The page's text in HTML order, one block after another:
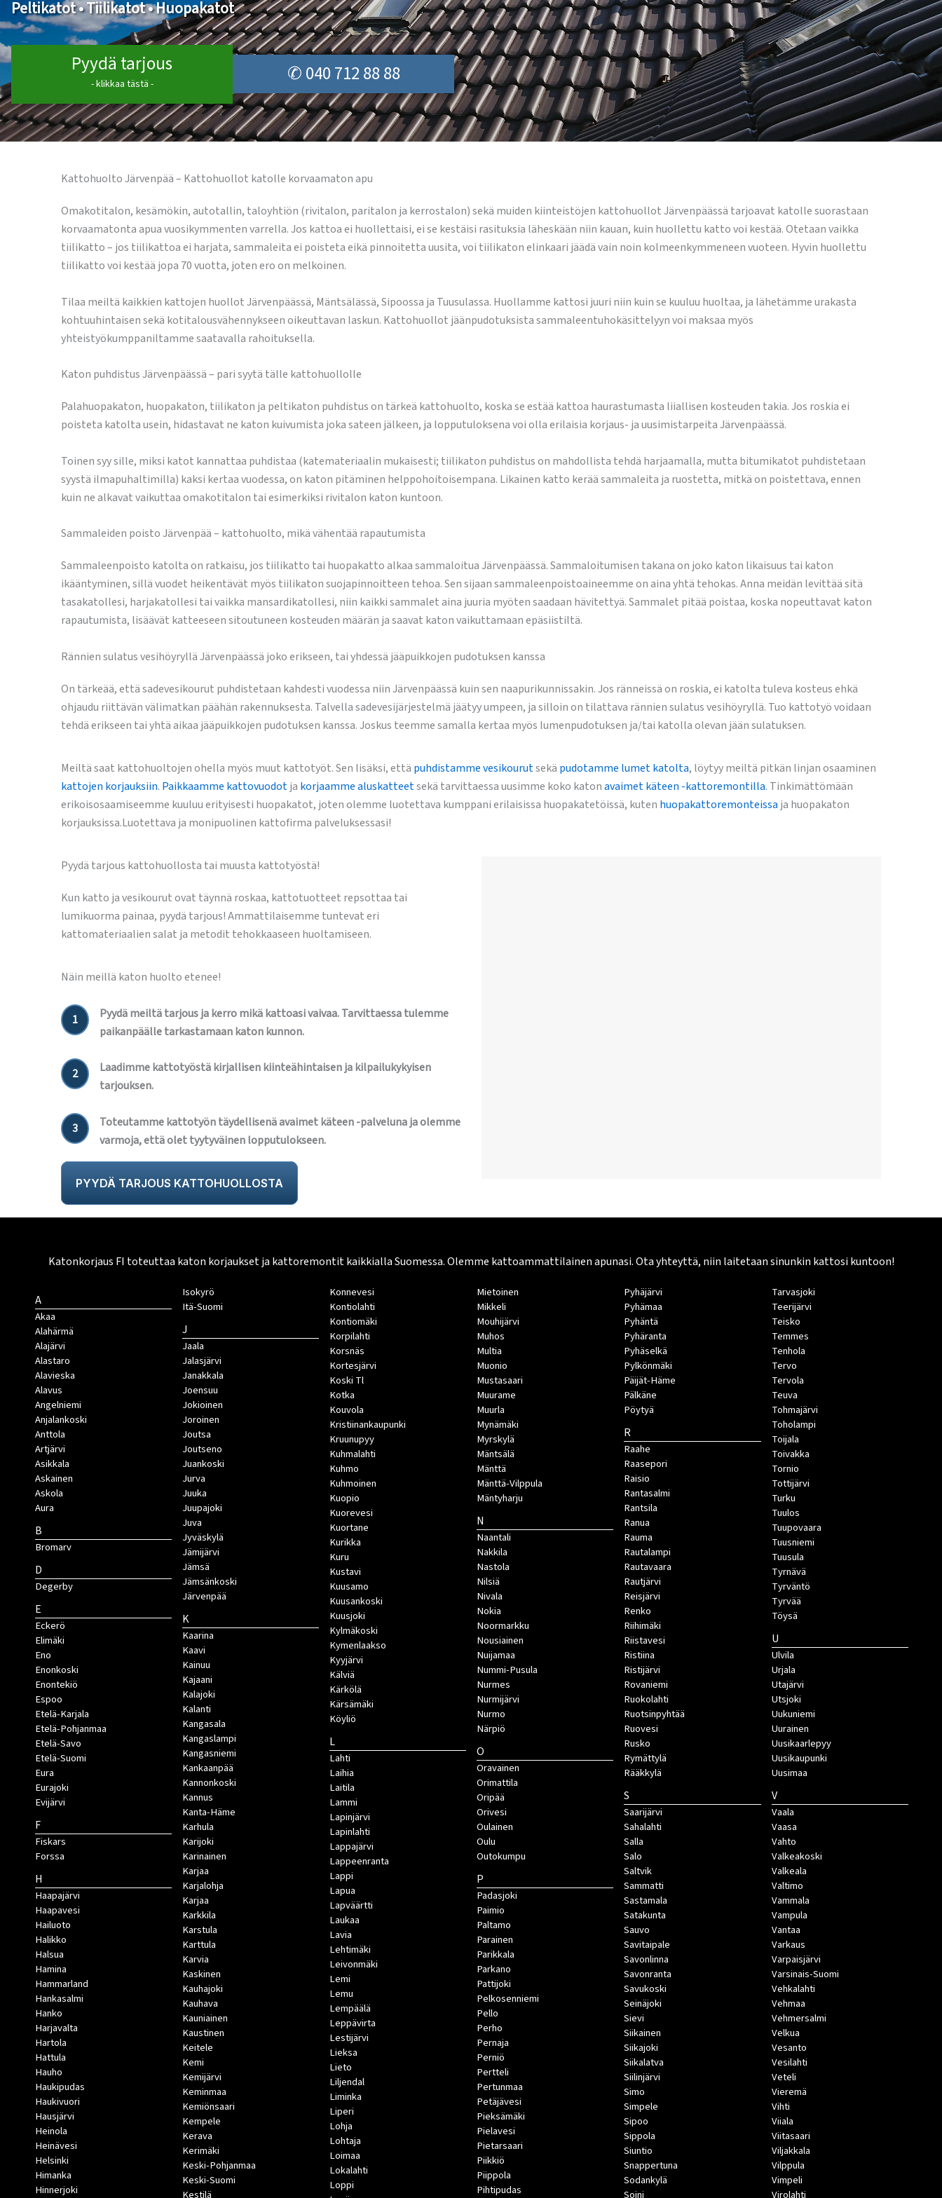
Peltikatot • Tiilikatot • Huopakatot
Pyydä tarjous
- klikkaa tästä - ✆ 040 712 88 88
Kattohuolto Järvenpää – Kattohuollot katolle korvaamaton apu
Omakotitalon, kesämökin, autotallin, taloyhtiön (rivitalon, paritalon ja kerrostalon) sekä muiden kiinteistöjen kattohuollot Järvenpäässä tarjoavat katolle suorastaan
korvaamatonta apua vuosikymmenten varrella. Jos kattoa ei huollettaisi, ei se kestäisi rasituksia läheskään niin kauan, kuin huollettu katto voi kestää. Otetaan vaikka
tiilikatto – jos tiilikattoa ei harjata, sammaleita ei poisteta eikä pinnoitetta uusita, voi tiilikaton elinkaari jäädä vain noin kolmeenkymmeneen vuoteen. Hyvin huollettu
tiilikatto voi kestää jopa 70 vuotta, joten ero on melkoinen.
Tilaa meiltä kaikkien kattojen huollot Järvenpäässä, Mäntsälässä, Sipoossa ja Tuusulassa. Huollamme kattosi juuri niin kuin se kuuluu huoltaa, ja lähetämme urakasta
kohtuuhintaisen sekä kotitalousvähennykseen oikeuttavan laskun. Kattohuollot jäänpudotuksista sammaleentuhokäsittelyyn voi maksaa myös
yhteistyökumppaniltamme saatavalla rahoituksella.
Katon puhdistus Järvenpäässä – pari syytä tälle kattohuollolle
Palahuopakaton, huopakaton, tiilikaton ja peltikaton puhdistus on tärkeä kattohuolto, koska se estää kattoa haurastumasta liiallisen kosteuden takia. Jos roskia ei
poisteta katolta usein, hidastavat ne katon kuivumista joka sateen jälkeen, ja lopputuloksena voi olla erilaisia korjaus- ja uusimistarpeita Järvenpäässä.
Toinen syy sille, miksi katot kannattaa puhdistaa (katemateriaalin mukaisesti; tiilikaton puhdistus on mahdollista tehdä harjaamalla, mutta bitumikatot puhdistetaan
syystä ilmapuhaltimilla) kaksi kertaa vuodessa, on katon pitäminen helppohoitoisempana. Likainen katto kerää sammaleita ja ruostetta, mitkä on poistettava, ennen
kuin ne alkavat vaikuttaa omakotitalon tai esimerkiksi rivitalon katon kuntoon.
Sammaleiden poisto Järvenpää – kattohuolto, mikä vähentää rapautumista
Sammaleenpoisto katolta on ratkaisu, jos tiilikatto tai huopakatto alkaa sammaloitua Järvenpäässä. Sammaloitumisen takana on joko katon likaisuus tai katon
ikääntyminen, sillä vuodet heikentävät myös tiilikaton suojapinnoitteen tehoa. Sen sijaan sammaleenpoistoaineemme on aina yhtä tehokas. Anna meidän levittää sitä
tasakatollesi, harjakatollesi tai vaikka mansardikatollesi, niin kaikki sammalet aina juuria myöten saadaan hävitettyä. Sammalet pitää poistaa, koska nopeuttavat katon
rapautumista, lisäävät katteeseen sitoutuneen kosteuden määrän ja saavat katon vaikuttamaan epäsiistiltä.
Rännien sulatus vesihöyryllä Järvenpäässä joko erikseen, tai yhdessä jääpuikkojen pudotuksen kanssa
On tärkeää, että sadevesikourut puhdistetaan kahdesti vuodessa niin Järvenpäässä kuin sen naapurikunnissakin. Jos ränneissä on roskia, ei katolta tuleva kosteus ehkä
ohjaudu riittävän välimatkan päähän rakennuksesta. Talvella sadevesijärjestelmä jäätyy umpeen, ja silloin on tilattava rännien sulatus vesihöyryllä. Tuo kattotyö voidaan
tehdä erikseen tai yhtä aikaa jääpuikkojen pudotuksen kanssa. Joskus teemme samalla kertaa myös lumenpudotuksen ja/tai katolla olevan jään sulatuksen.
Meiltä saat kattohuoltojen ohella myös muut kattotyöt. Sen lisäksi, että puhdistamme vesikourutsekä pudotamme lumet katolta, löytyy meiltä pitkän linjan osaaminen
kattojen korjauksiin. Paikkaamme kattovuodotja korjaamme aluskatteetsekä tarvittaessa uusimme koko katonavaimet käteen -kattoremontilla. Tinkimättömään
erikoisosaamiseemme kuuluu erityisesti huopakatot, joten olemme luotettava kumppani erilaisissa huopakatetöissä, kuten huopakattoremonteissa ja huopakaton
korjauksissa.Luotettava ja monipuolinen kattofirma palveluksessasi!
Pyydä tarjous kattohuollosta tai muusta kattotyöstä!
Kun katto ja vesikourut ovat täynnä roskaa, kattotuotteet repsottaa tai
lumikuorma painaa, pyydä tarjous! Ammattilaisemme tuntevat eri
kattomateriaalien salat ja metodit tehokkaaseen huoltamiseen.
Näin meillä katon huolto etenee!
1
Pyydä meiltä tarjous ja kerro mikä kattoasi vaivaa. Tarvittaessa tulemme
paikanpäälle tarkastamaan katon kunnon.
2
Laadimme kattotyöstä kirjallisen kiinteähintaisen ja kilpailukykyisen
tarjouksen.
3
Toteutamme kattotyön täydellisenä avaimet käteen -palveluna ja olemme
varmoja, että olet tyytyväinen lopputulokseen.
PYYDÄ TARJOUS KATTOHUOLLOSTA
Katonkorjaus FI toteuttaa katon korjaukset ja kattoremontit kaikkialla Suomessa. Olemme kattoammattilainen apunasi. Ota yhteyttä, niin laitetaan sinunkin kattosi kuntoon!
A
Akaa
Alahärmä
Alajärvi
Alastaro
Alavieska
Alavus
Angelniemi
Anjalankoski
Anttola
Artjärvi
Asikkala
Askainen
Askola
Aura
B
Bromarv
D
Degerby
E
Eckerö
Elimäki
Eno
Enonkoski
Enontekiö
Espoo
Etelä-Karjala
Etelä-Pohjanmaa
Etelä-Savo
Etelä-Suomi
Eura
Eurajoki
Evijärvi
F
Fiskars
Forssa
H
Haapajärvi
Haapavesi
Hailuoto
Halikko
Halsua
Hamina
Hammarland
Hankasalmi
Hanko
Harjavalta
Hartola
Hattula
Hauho
Haukipudas
Haukivuori
Hausjärvi
Heinola
Heinävesi
Helsinki
Himanka
Hinnerjoki
Isokyrö
Itä-Suomi
J
Jaala
Jalasjärvi
Janakkala
Joensuu
Jokioinen
Joroinen
Joutsa
Joutseno
Juankoski
Jurva
Juuka
Juupajoki
Juva
Jyväskylä
Jämijärvi
Jämsä
Jämsänkoski
Järvenpää
K
Kaarina
Kaavi
Kainuu
Kajaani
Kalajoki
Kalanti
Kangasala
Kangaslampi
Kangasniemi
Kankaanpää
Kannonkoski
Kannus
Kanta-Häme
Karhula
Karijoki
Karinainen
Karjaa
Karjalohja
Karjaa
Karkkila
Karstula
Karttula
Karvia
Kaskinen
Kauhajoki
Kauhava
Kauniainen
Kaustinen
Keitele
Kemi
Kemijärvi
Keminmaa
Kemiönsaari
Kempele
Kerava
Kerimäki
Keski-Pohjanmaa
Keski-Suomi
Kestilä
Konnevesi
Kontiolahti
Kontiomäki
Korpilahti
Korsnäs
Kortesjärvi
Koski Tl
Kotka
Kouvola
Kristiinankaupunki
Kruunupyy
Kuhmalahti
Kuhmo
Kuhmoinen
Kuopio
Kuorevesi
Kuortane
Kurikka
Kuru
Kustavi
Kuusamo
Kuusankoski
Kuusjoki
Kylmäkoski
Kymenlaakso
Kyyjärvi
Kälviä
Kärkölä
Kärsämäki
Köyliö
L
Lahti
Laihia
Laitila
Lammi
Lapinjärvi
Lapinlahti
Lappajärvi
Lappeenranta
Lappi
Lapua
Lapväärtti
Laukaa
Lavia
Lehtimäki
Leivonmäki
Lemi
Lemu
Lempäälä
Leppävirta
Lestijärvi
Lieksa
Lieto
Liljendal
Liminka
Liperi
Lohja
Lohtaja
Loimaa
Lokalahti
Loppi
Mietoinen
Mikkeli
Mouhijärvi
Muhos
Multia
Muonio
Mustasaari
Muurame
Muurla
Mynämäki
Myrskylä
Mäntsälä
Mänttä
Mänttä-Vilppula
Mäntyharju
N
Naantali
Nakkila
Nastola
Nilsiä
Nivala
Nokia
Noormarkku
Nousiainen
Nuijamaa
Nummi-Pusula
Nurmes
Nurmijärvi
Nurmo
Närpiö
O
Oravainen
Orimattila
Oripää
Orivesi
Oulainen
Oulu
Outokumpu
P
Padasjoki
Paimio
Paltamo
Parainen
Parikkala
Parkano
Pattijoki
Pelkosenniemi
Pello
Perho
Pernaja
Perniö
Pertteli
Pertunmaa
Petäjävesi
Pieksämäki
Pielavesi
Pietarsaari
Piikkiö
Piippola
Pihtipudas
Pyhäjärvi
Pyhämaa
Pyhäntä
Pyhäranta
Pyhäselkä
Pylkönmäki
Päijät-Häme
Pälkäne
Pöytyä
R
Raahe
Raasepori
Raisio
Rantasalmi
Rantsila
Ranua
Rauma
Rautalampi
Rautavaara
Rautjärvi
Reisjärvi
Renko
Riihimäki
Riistavesi
Ristiina
Ristijärvi
Rovaniemi
Ruokolahti
Ruotsinpyhtää
Ruovesi
Rusko
Rymättylä
Rääkkylä
S
Saarijärvi
Sahalahti
Salla
Salo
Saltvik
Sammatti
Sastamala
Satakunta
Sauvo
Savitaipale
Savonlinna
Savonranta
Savukoski
Seinäjoki
Sievi
Siikainen
Siikajoki
Siikalatva
Siilinjärvi
Simo
Simpele
Sipoo
Sippola
Siuntio
Snappertuna
Sodankylä
Soini
Tarvasjoki
Teerijärvi
Teisko
Temmes
Tenhola
Tervo
Tervola
Teuva
Tohmajärvi
Toholampi
Toijala
Toivakka
Tornio
Tottijärvi
Turku
Tuulos
Tuupovaara
Tuusniemi
Tuusula
Tyrnävä
Tyrväntö
Tyrvää
Töysä
U
Ulvila
Urjala
Utajärvi
Utsjoki
Uukuniemi
Uurainen
Uusikaarlepyy
Uusikaupunki
Uusimaa
V
Vaala
Vaasa
Vahto
Valkeakoski
Valkeala
Valtimo
Vammala
Vampula
Vantaa
Varkaus
Varpaisjärvi
Varsinais-Suomi
Vehkalahti
Vehmaa
Vehmersalmi
Velkua
Vesanto
Vesilahti
Veteli
Vieremä
Vihti
Viiala
Viitasaari
Viljakkala
Vilppula
Vimpeli
Virolahti